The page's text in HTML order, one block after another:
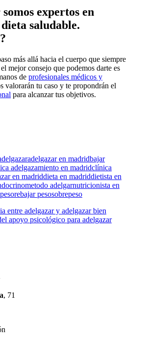
expertos en
saludable.
más allá hacia el cuerpo que siempre
mejor consejo que podemos darte es
de profesionales médicos y
valorarán tu caso y te propondrán el
para alcanzar tus objetivos.
adelgazar en madridbajar
adelgazamiento en madridclínica
en madriddieta en madriddietista en
metodo adelgarnutricionista en
rebajar pesosobrepeso
entre adelgazar y adelgazar bien
apoyo psicológico para adelgazar
, 71